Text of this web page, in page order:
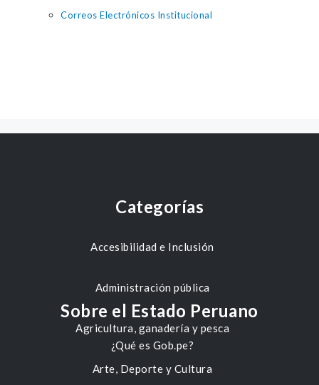
Correos Electrónicos Institucional
Categorías
Accesibilidad e Inclusión
Administración pública
Agricultura, ganadería y pesca
Arte, Deporte y Cultura
Sobre el Estado Peruano
¿Qué es Gob.pe?